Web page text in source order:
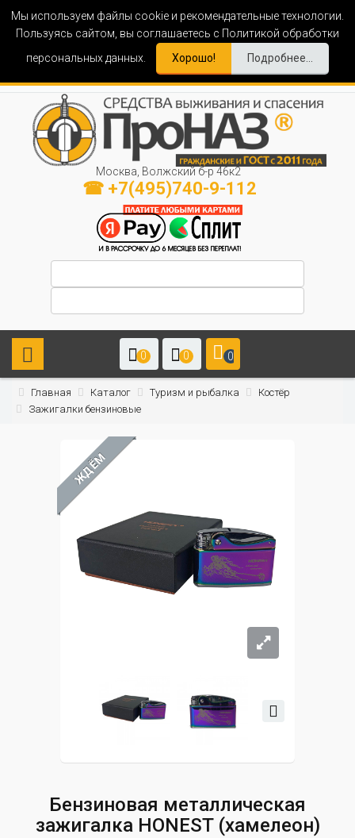
Мы используем файлы cookie и рекомендательные технологии.
Пользуясь сайтом, вы соглашаетесь с Политикой обработки
персональных данных.
Хорошо! Подробнее...
Москва, Волжский б-р 46к2
☎ +7(495)740-9-112
0 0 0
Главная Каталог Туризм и рыбалка
Костёр
Зажигалки бензиновые
ЖДЁМ
Бензиновая металлическая
зажигалка HONEST (хамелеон)